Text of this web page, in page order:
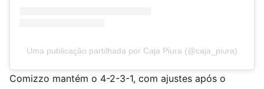
Uma publicação partilhada por Caja Piura (@caja_piura)
Comizzo mantém o 4-2-3-1, com ajustes após o